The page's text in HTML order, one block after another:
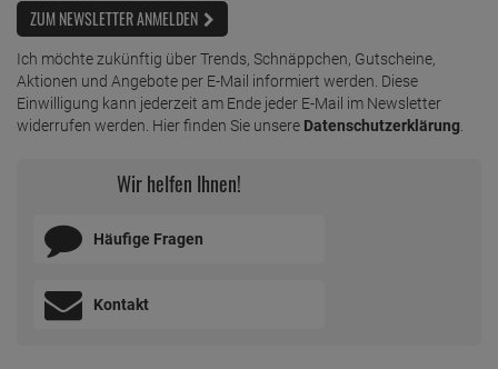
ZUM NEWSLETTER ANMELDEN
Ich möchte zukünftig über Trends, Schnäppchen, Gutscheine,
Aktionen und Angebote per E-Mail informiert werden. Diese
Einwilligung kann jederzeit am Ende jeder E-Mail im Newsletter
widerrufen werden. Hier finden Sie unsere Datenschutzerklärung
Wir helfen Ihnen!
Häufige Fragen
Kontakt